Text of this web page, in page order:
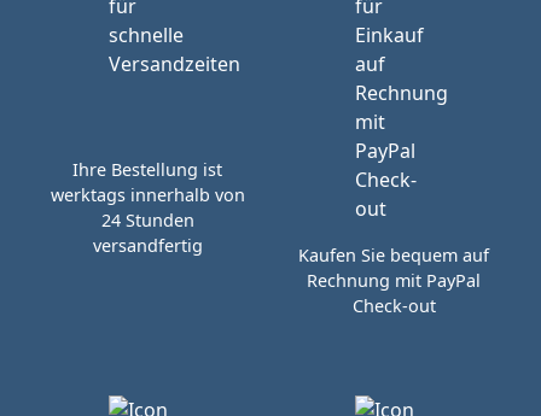
Ihre Bestellung ist
werktags innerhalb von
24 Stunden
versandfertig
Kaufen Sie bequem auf
Rechnung mit PayPal
Check-out